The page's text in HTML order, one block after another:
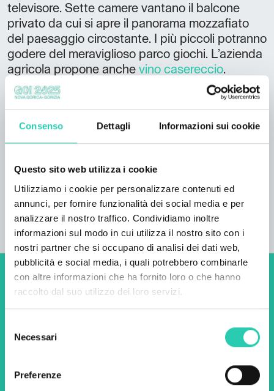
Consenso Dettagli Informazioni sui cookie
Questo sito web utilizza i cookie
Utilizziamo i cookie per personalizzare contenuti ed
annunci, per fornire funzionalità dei social media e per
analizzare il nostro traffico. Condividiamo inoltre
informazioni sul modo in cui utilizza il nostro sito con i
nostri partner che si occupano di analisi dei dati web,
pubblicità e social media, i quali potrebbero combinarle
con altre informazioni che ha fornito loro o che hanno
raccolto dal suo utilizzo dei loro servizi.
delNecessari
Preferenze
televisore. Sette camere vantano il balcone
privato da cui si apre il panorama mozzafiato
del paesaggio circostante. I più piccoli potranno
godere del meraviglioso parco giochi. L’azienda
agricola propone anche vino casereccio.
Da non perdere:
possibilità di andare a cavallo nel recinto o in
natura possibilità di conoscere il lavoro nel
didattico Bajer
Non perderti i prossimi
eventi! Iscriviti alla
newsletter di GO! 2025 per
iniziative.